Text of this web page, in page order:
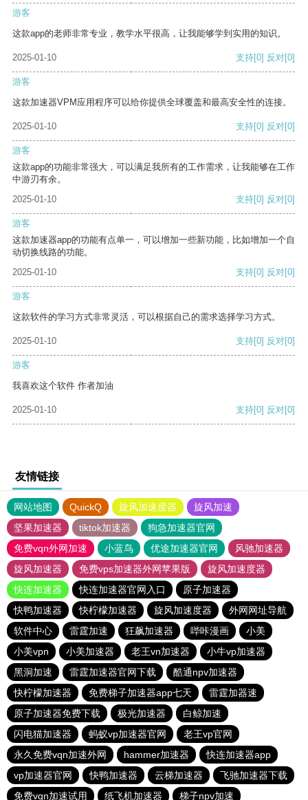
游客
这款app的老师非常专业，教学水平很高，让我能够学到实用的知识。
2025-01-10 支持[0] 反对[0]
游客
这款加速器VPM应用程序可以给你提供全球覆盖和最高安全性的连接。
2025-01-10 支持[0] 反对[0]
游客
这款app的功能非常强大，可以满足我所有的工作需求，让我能够在工作
中游刃有余。
2025-01-10
支持[0] 反对[0]
游客
这款加速器app的功能有点单一，可以增加一些新功能，比如增加一个自
动切换线路的功能。
2025-01-10
支持[0] 反对[0]
游客
这款软件的学习方式非常灵活，可以根据自己的需求选择学习方式。
2025-01-10 支持[0] 反对[0]
游客
我喜欢这个软件 作者加油
2025-01-10 支持[0] 反对[0]
友情链接
网站地图 QuickQ 旋风加速度器
旋风加速
坚果加速器
tiktok加速器
狗急加速器官网
免费vqn外网加速
小蓝鸟 优途加速器官网
风驰加速器
旋风加速器
免费vps加速器外网苹果版
旋风加速度器
快连加速器
快连加速器官网入口
原子加速器
快鸭加速器
快柠檬加速器 旋风加速度器
外网网址导航
软件中心
雷霆加速 狂飙加速器 哔咔漫画
小美
小美vpn
小美加速器 老王vn加速器
小牛vp加速器
黑洞加速
雷霆加速器官网下载
酷通npv加速器
快柠檬加速器
免费梯子加速器app七天
雷霆加器速
原子加速器免费下载
极光加速器
白鲸加速
闪电猫加速器
蚂蚁vp加速器官网
老王vp官网
永久免费vqn加速外网
hammer加速器
快连加速器app
vp加速器官网
快鸭加速器 云梯加速器
飞驰加速器下载
免费vqn加速试用
纸飞机加速器 梯子npv加速